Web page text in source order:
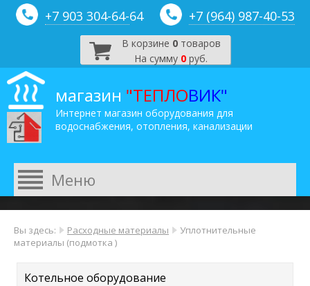
+7 903 304-64-64 +7 (964) 987-40-53
В корзине 0товаров
На сумму 0 руб.
магазин "ТЕПЛОВИК"
Интернет магазин оборудования для
водоснабжения, отопления, канализации
Вы здесь: Расходные материалы
Уплотнительные
материалы (подмотка )
Котельное оборудование